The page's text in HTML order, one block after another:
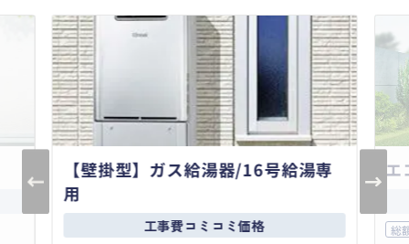
【壁掛型】ガス給湯器/16号給湯専
用
工事費コミコミ価格
エ
総